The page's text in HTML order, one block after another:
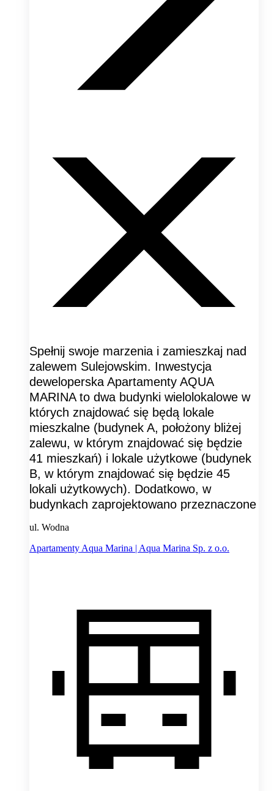
Spełnij swoje marzenia i zamieszkaj nad
zalewem Sulejowskim. Inwestycja
deweloperska Apartamenty AQUA
MARINA to dwa budynki wielolokalowe w
których znajdować się będą lokale
mieszkalne (budynek A, położony bliżej
zalewu, w którym znajdować się będzie
41 mieszkań) i lokale użytkowe (budynek
B, w którym znajdować się będzie 45
lokali użytkowych). Dodatkowo, w
budynkach zaprojektowano przeznaczone
ul. Wodna
Apartamenty Aqua Marina | Aqua Marina Sp. z o.o.